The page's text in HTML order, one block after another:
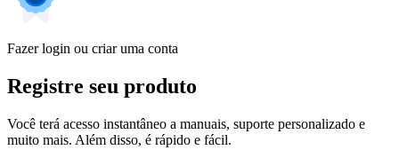
Fazer login ou criar uma conta
Registre seu produto
Você terá acesso instantâneo a manuais, suporte personalizado e
muito mais. Além disso, é rápido e fácil.